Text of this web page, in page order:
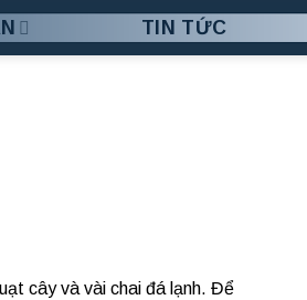
TIN TỨC
cây và vài chai đá lạnh. Để